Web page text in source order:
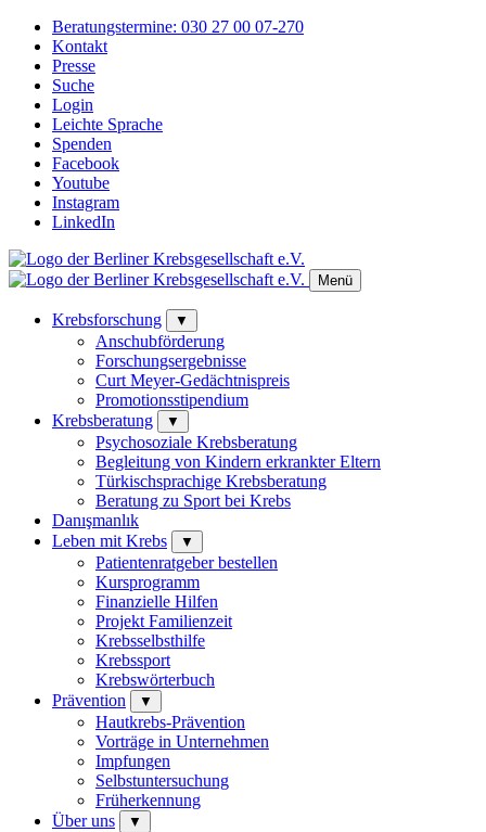
Beratungstermine: 030 27 00 07-270
Kontakt
Presse
Suche
Login
Leichte Sprache
Spenden
Facebook
Youtube
Instagram
LinkedIn
Menü
Krebsforschung ▼
Anschubförderung
Forschungsergebnisse
Curt Meyer-Gedächtnispreis
Promotionsstipendium
Krebsberatung
▼
Psychosoziale Krebsberatung
Begleitung von Kindern erkrankter Eltern
Türkischsprachige Krebsberatung
Beratung zu Sport bei Krebs
Danışmanlık
Leben mit Krebs
▼
Patientenratgeber bestellen
Kursprogramm
Finanzielle Hilfen
Projekt Familienzeit
Krebsselbsthilfe
Krebssport
Krebswörterbuch
Prävention
▼
Hautkrebs-Prävention
Vorträge in Unternehmen
Impfungen
Selbstuntersuchung
Früherkennung
Über uns
▼